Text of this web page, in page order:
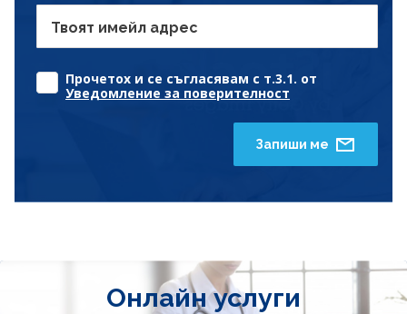
Твоят имейл адрес
Прочетох и се съгласявам с т.3.1. от
Уведомление за поверителност
Запиши ме
Онлайн услуги